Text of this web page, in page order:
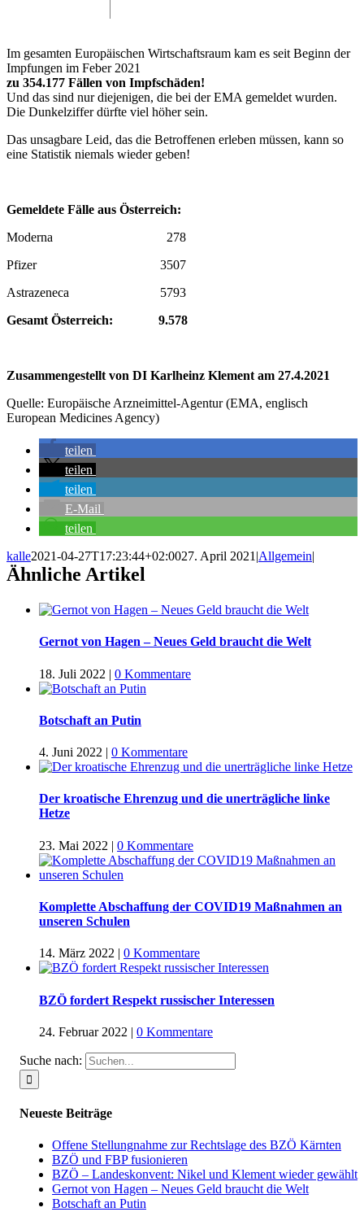
Im gesamten Europäischen Wirtschaftsraum kam es seit Beginn der
Impfungen im Feber 2021
zu 354.177 Fällen von Impfschäden!
Und das sind nur diejenigen, die bei der EMA gemeldet wurden.
Die Dunkelziffer dürfte viel höher sein.
Das unsagbare Leid, das die Betroffenen erleben müssen, kann so
eine Statistik niemals wieder geben!
Gemeldete Fälle aus Österreich:
Moderna 278
Pfizer 3507
Astrazeneca 5793
Gesamt Österreich: 9.578
Zusammengestellt von DI Karlheinz Klement am 27.4.2021
Quelle: Europäische Arzneimittel-Agentur (EMA, englisch
European Medicines Agency)
teilen
teilen
teilen
E-Mail
teilen
kalle2021-04-27T17:23:44+02:0027. April 2021 |Allgemein|
Ähnliche Artikel
Gernot von Hagen – Neues Geld braucht die Welt
18. Juli 2022 | 0 Kommentare
Botschaft an Putin
4. Juni 2022 | 0 Kommentare
Der kroatische Ehrenzug und die unerträgliche linke
Hetze
23. Mai 2022 | 0 Kommentare
Komplette Abschaffung der COVID19 Maßnahmen an
unseren Schulen
14. März 2022 | 0 Kommentare
BZÖ fordert Respekt russischer Interessen
24. Februar 2022 | 0 Kommentare
Suche nach:
Neueste Beiträge
Offene Stellungnahme zur Rechtslage des BZÖ Kärnten
BZÖ und FBP fusionieren
BZÖ – Landeskonvent: Nikel und Klement wieder gewählt
Gernot von Hagen – Neues Geld braucht die Welt
Botschaft an Putin